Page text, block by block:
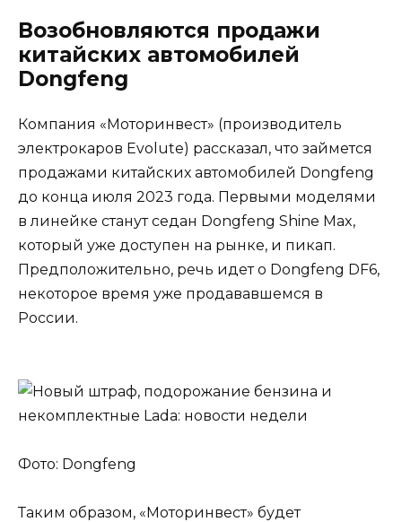
Возобновляются продажи
китайских автомобилей
Dongfeng
Компания «Моторинвест» (производитель
электрокаров Evolute) рассказал, что займется
продажами китайских автомобилей Dongfeng
до конца июля 2023 года. Первыми моделями
в линейке станут седан Dongfeng Shine Max,
который уже доступен на рынке, и пикап.
Предположительно, речь идет о Dongfeng DF6,
некоторое время уже продававшемся в
России.
Фото: Dongfeng
Таким образом, «Моторинвест» будет